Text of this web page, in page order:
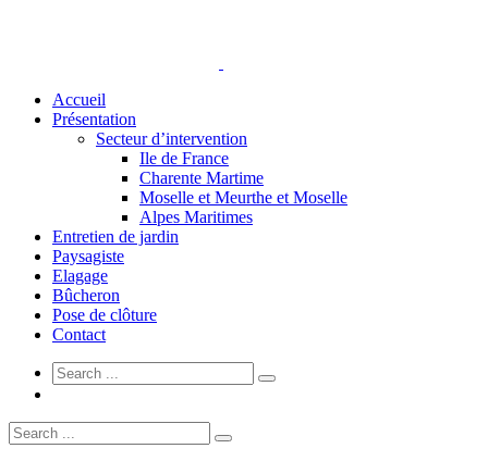
Accueil
Présentation
Secteur d’intervention
Ile de France
Charente Martime
Moselle et Meurthe et Moselle
Alpes Maritimes
Entretien de jardin
Paysagiste
Elagage
Bûcheron
Pose de clôture
Contact